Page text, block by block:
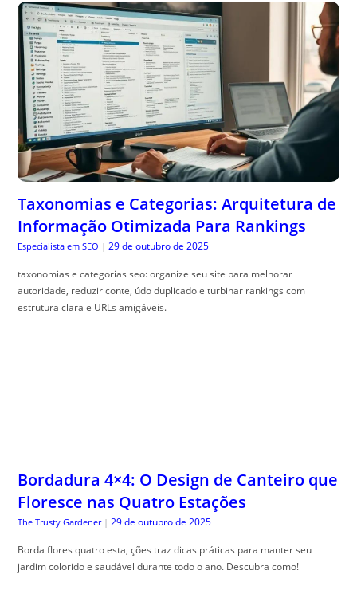
Taxonomias e Categorias: Arquitetura de
Informação Otimizada Para Rankings
Especialista em SEO | 29 de outubro de 2025
taxonomias e categorias seo: organize seu site para melhorar
autoridade, reduzir conte, údo duplicado e turbinar rankings com
estrutura clara e URLs amigáveis.
Bordadura 4×4: O Design de Canteiro que
Floresce nas Quatro Estações
The Trusty Gardener | 29 de outubro de 2025
Borda flores quatro esta, ções traz dicas práticas para manter seu
jardim colorido e saudável durante todo o ano. Descubra como!